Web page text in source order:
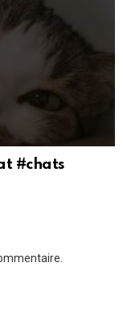
#chats